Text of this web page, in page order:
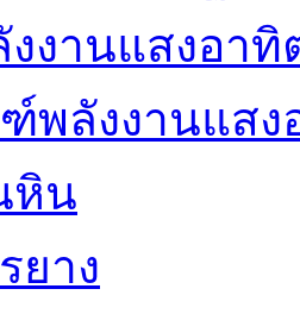
งานแสงอาทิ
พลังงานแสง
หิน
ยาง